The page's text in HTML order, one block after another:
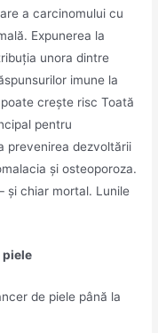
a carcinomului cu
Expunerea la
unora dintre
imune la
crește risc Toată
pentru
prevenirea dezvoltării
și osteoporoza.
și chiar mortal. Lunile
piele
de piele până la